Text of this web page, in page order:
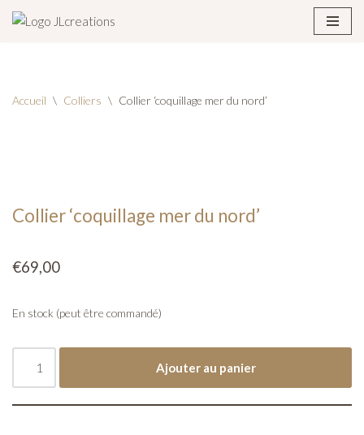
Accueil \ Colliers \ Collier ‘coquillage mer du nord’
Collier ‘coquillage mer du nord’
€69,00
En stock (peut être commandé)
Ajouter au panier